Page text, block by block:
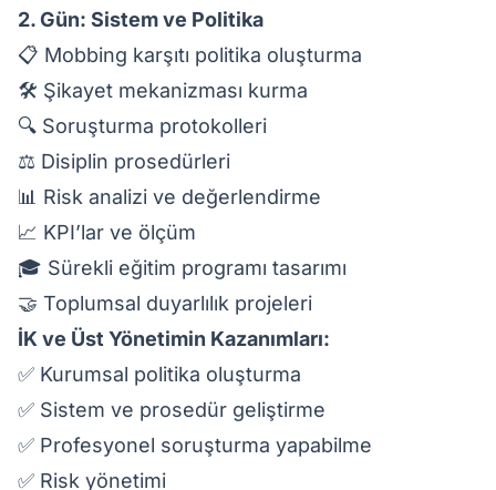
2. Gün: Sistem ve Politika
📋 Mobbing karşıtı politika oluşturma
🛠️ Şikayet mekanizması kurma
🔍 Soruşturma protokolleri
⚖️ Disiplin prosedürleri
📊 Risk analizi ve değerlendirme
📈 KPI’lar ve ölçüm
🎓 Sürekli eğitim programı tasarımı
🤝 Toplumsal duyarlılık projeleri
İK ve Üst Yönetimin Kazanımları:
✅ Kurumsal politika oluşturma
✅ Sistem ve prosedür geliştirme
✅ Profesyonel soruşturma yapabilme
✅ Risk yönetimi